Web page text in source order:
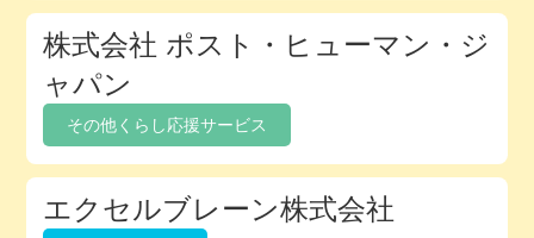
デ
ィ
レ
ク
ト
リ
株式会社 ポスト・ヒューマン・ジ
ャパン
その他くらし応援サービス
エクセルブレーン株式会社